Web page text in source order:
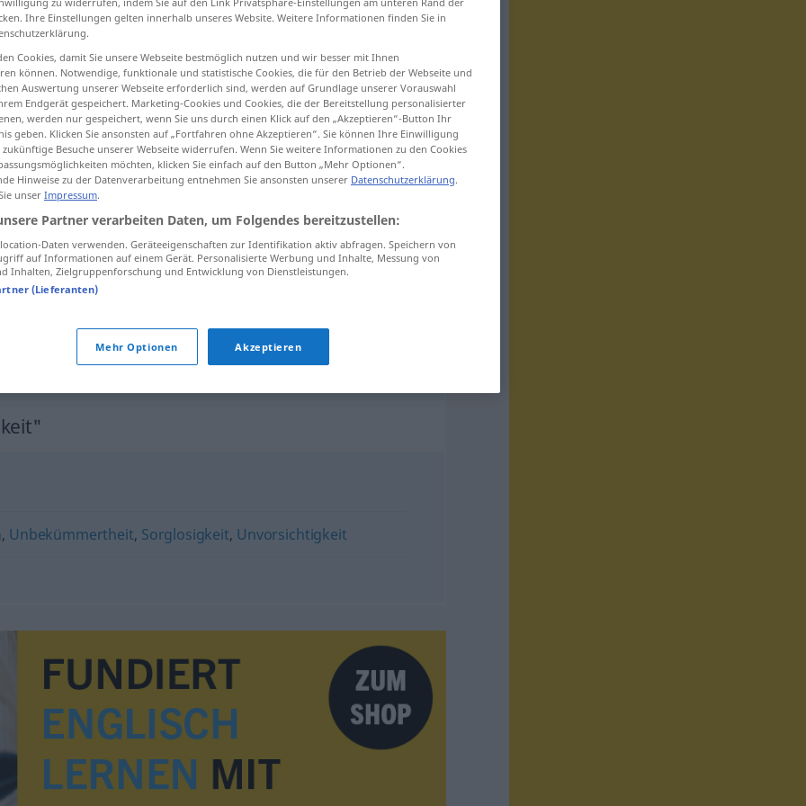
frivolity, giddiness
Leichtsinnigkeit
Leichtsinnigkeitgroße
Unbesonnenheit
, Unbekümmertheit, Sorglosigkeit, Unvorsichtigkeit
Ihre Einstellungen gelten innerhalb unseres Website. Weitere Informationen finden Sie in
Cookies, damit Sie unsere Webseite bestmöglich nutzen und wir besser mit Ihnen
können. Notwendige, funktionale und statistische Cookies, die für den Betrieb der Webseite und
Auswertung unserer Webseite erforderlich sind, werden auf Grundlage unserer Vorauswahl
Endgerät gespeichert. Marketing-Cookies und Cookies, die der Bereitstellung personalisierter
werden nur gespeichert, wenn Sie uns durch einen Klick auf den „Akzeptieren“-Button Ihr
geben. Klicken Sie ansonsten auf „Fortfahren ohne Akzeptieren“. Sie können Ihre Einwilligung
Besuche unserer Webseite widerrufen. Wenn Sie weitere Informationen zu den Cookies
möchten, klicken Sie einfach auf den Button „Mehr Optionen“.
Hinweise zu der Datenverarbeitung entnehmen Sie ansonsten unserer Datenschutzerklärung.
unser Impressum.
Partner verarbeiten Daten, um Folgendes bereitzustellen:
Daten verwenden. Geräteeigenschaften zur Identifikation aktiv abfragen. Speichern von
auf Informationen auf einem Gerät. Personalisierte Werbung und Inhalte, Messung von
Inhalten, Zielgruppenforschung und Entwicklung von Dienstleistungen.
(Lieferanten)
Mehr Optionen Akzeptieren